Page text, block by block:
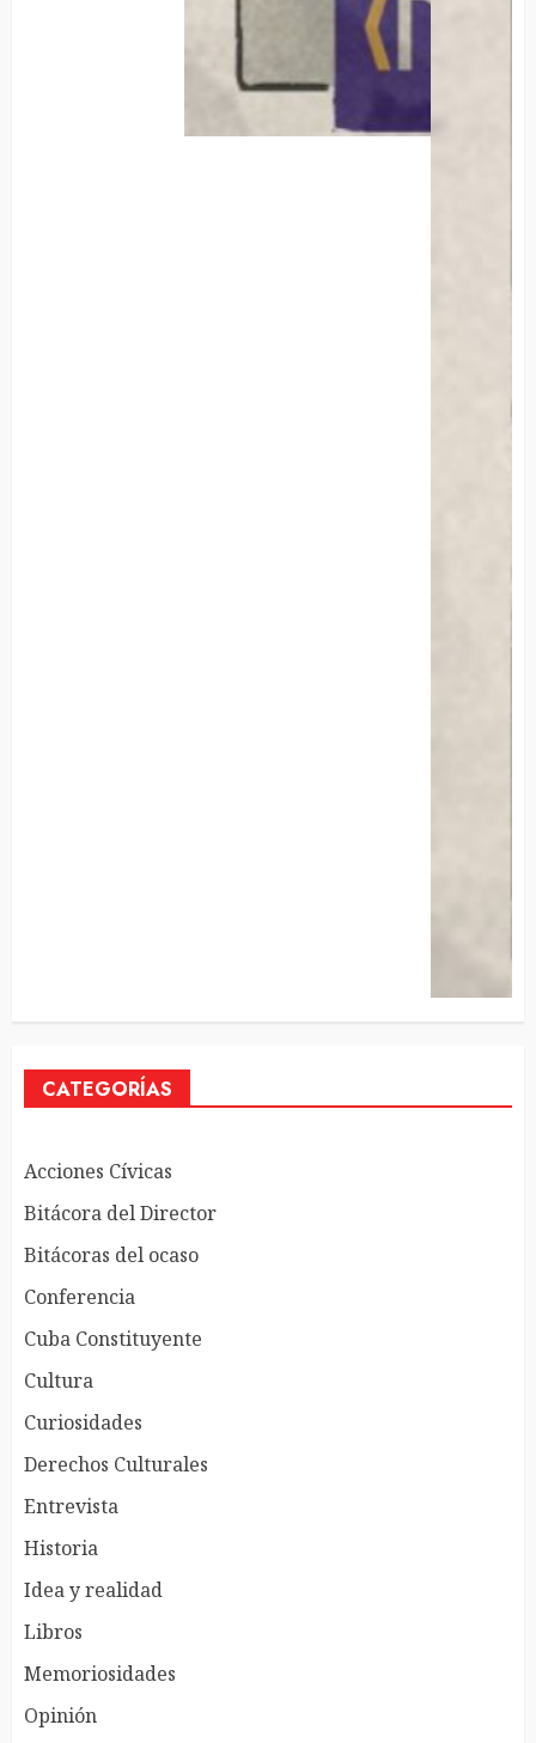
CATEGORÍAS
Acciones Cívicas
Bitácora del Director
Bitácoras del ocaso
Conferencia
Cuba Constituyente
Cultura
Curiosidades
Derechos Culturales
Entrevista
Historia
Idea y realidad
Libros
Memoriosidades
Opinión